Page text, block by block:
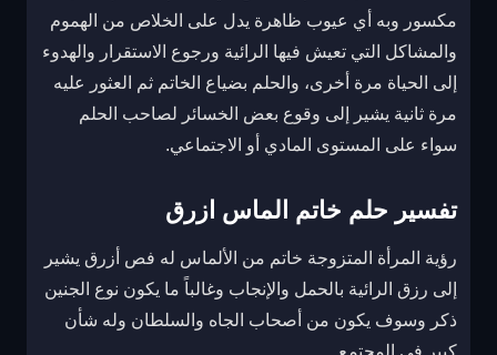
مكسور وبه أي عيوب ظاهرة يدل على الخلاص من الهموم
والمشاكل التي تعيش فيها الرائية ورجوع الاستقرار والهدوء
إلى الحياة مرة أخرى، والحلم بضياع الخاتم ثم العثور عليه
مرة ثانية يشير إلى وقوع بعض الخسائر لصاحب الحلم
سواء على المستوى المادي أو الاجتماعي.
تفسير حلم خاتم الماس ازرق
رؤية المرأة المتزوجة خاتم من الألماس له فص أزرق يشير
إلى رزق الرائية بالحمل والإنجاب وغالباً ما يكون نوع الجنين
ذكر وسوف يكون من أصحاب الجاه والسلطان وله شأن
كبير في المجتمع.